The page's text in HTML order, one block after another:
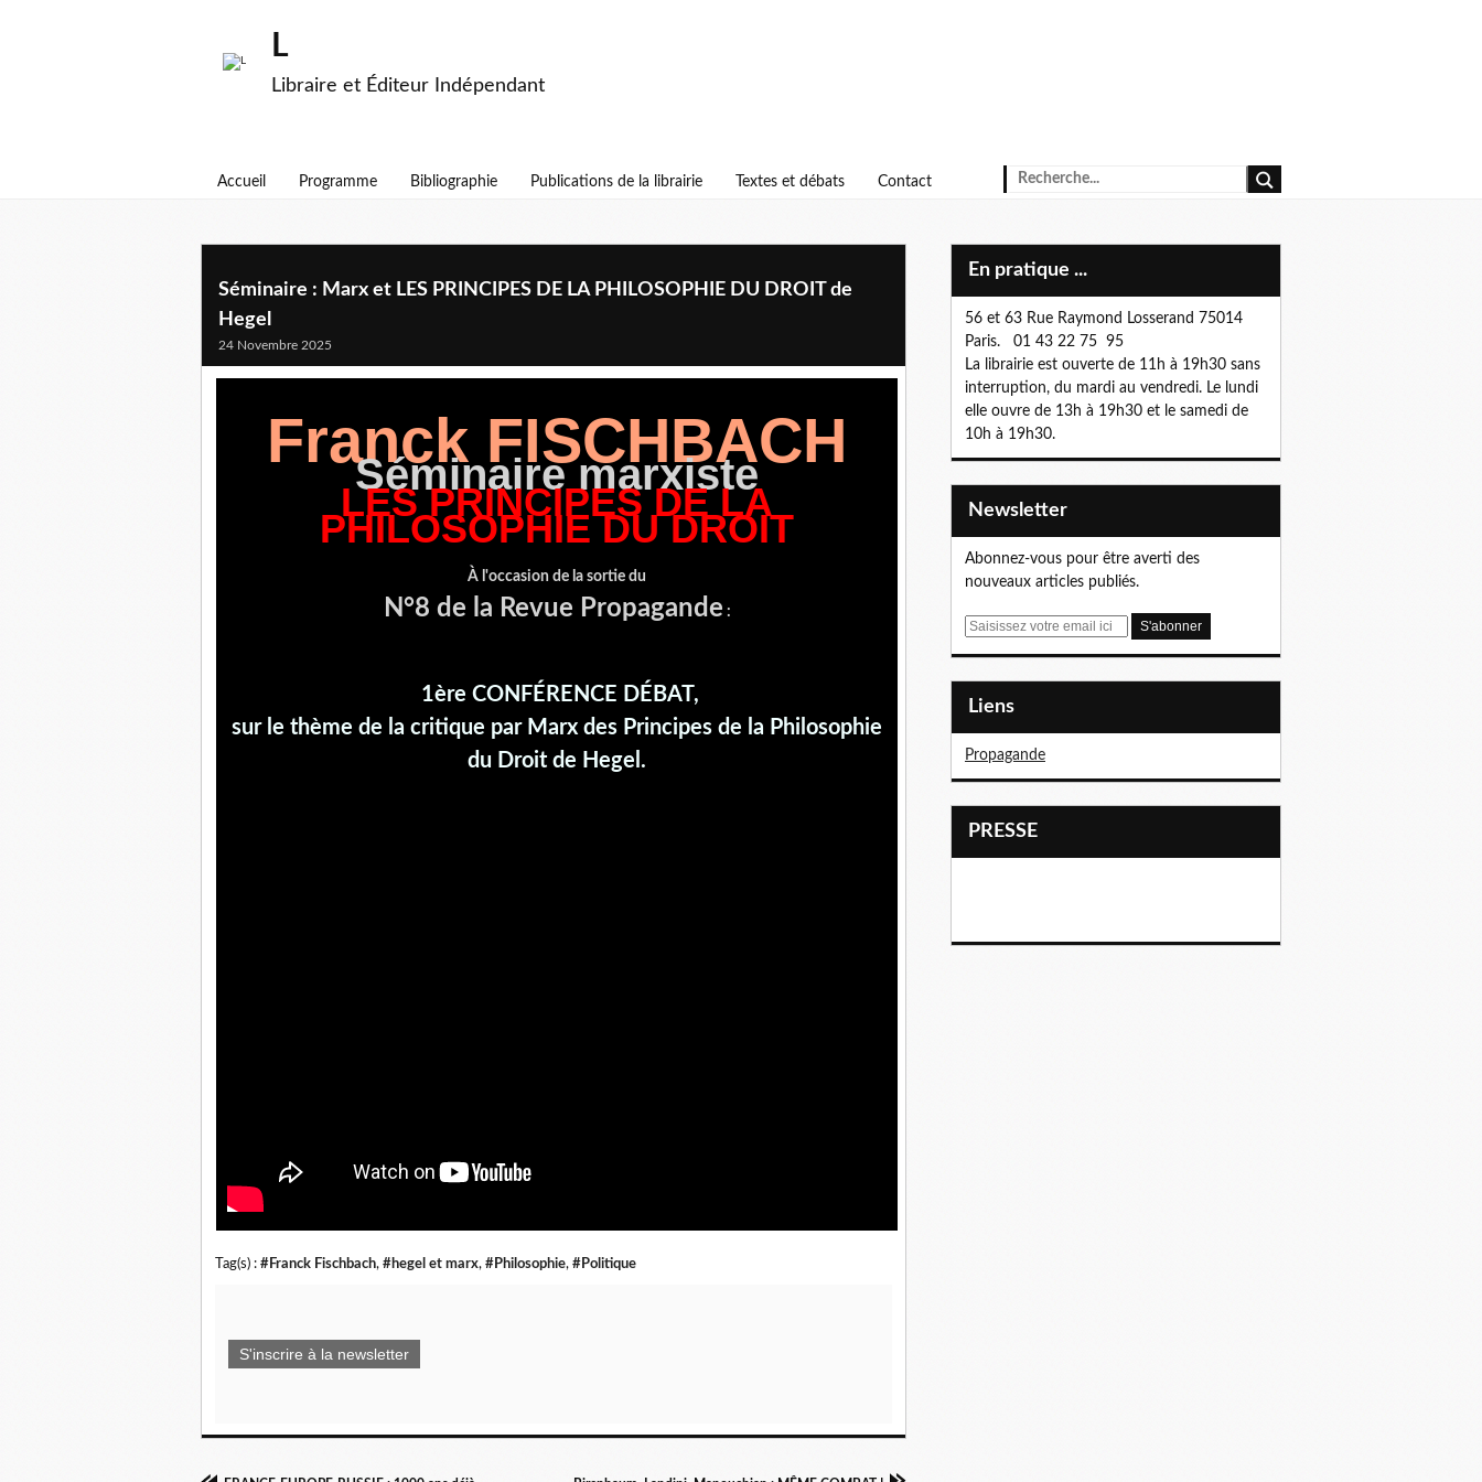
L
Libraire et Éditeur Indépendant
Accueil Programme Bibliographie Publications de la librairie Textes et débats Contact
Séminaire : Marx et LES PRINCIPES DE LA PHILOSOPHIE DU DROIT de
Hegel
24 Novembre 2025
Franck FISCHBACH
Séminaire marxiste
LES PRINCIPES DE LA
PHILOSOPHIE DU DROIT
À l'occasion de la sortie du
N°8 de la Revue Propagande :
1ère CONFÉRENCE DÉBAT,
sur le thème de la critique par Marx des Principes de la Philosophie
du Droit de Hegel.
Tag(s) : #Franck Fischbach, #hegel et marx, #Philosophie, #Politique
S'inscrire à la newsletter
En pratique ...
56 et 63 Rue Raymond Losserand 75014
Paris. 01 43 22 75 95
La librairie est ouverte de 11h à 19h30 sans
interruption, du mardi au vendredi. Le lundi
elle ouvre de 13h à 19h30 et le samedi de
10h à 19h30.
Newsletter
Abonnez-vous pour être averti des
nouveaux articles publiés.
E
Liens
Propagande
PRESSE